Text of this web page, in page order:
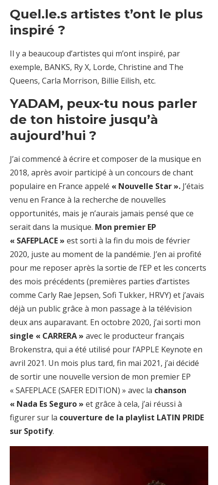
Quel.le.s artistes t’ont le plus
inspiré ?
Il y a beaucoup d’artistes qui m’ont inspiré, par
exemple, BANKS, Ry X, Lorde, Christine and The
Queens, Carla Morrison, Billie Eilish, etc.
YADAM, peux-tu nous parler
de ton histoire jusqu’à
aujourd’hui ?
J’ai commencé à écrire et composer de la musique en
2018, après avoir participé à un concours de chant
populaire en France appelé « Nouvelle Star ». J’étais
venu en France à la recherche de nouvelles
opportunités, mais je n’aurais jamais pensé que ce
serait dans la musique. Mon premier EP
« SAFEPLACE » est sorti à la fin du mois de février
2020, juste au moment de la pandémie. J’en ai profité
pour me reposer après la sortie de l’EP et les concerts
des mois précédents (premières parties d’artistes
comme Carly Rae Jepsen, Sofi Tukker, HRVY) et j’avais
déjà un public grâce à mon passage à la télévision
deux ans auparavant. En octobre 2020, j’ai sorti mon
single « CARRERA » avec le producteur français
Brokenstra, qui a été utilisé pour l’APPLE Keynote en
avril 2021. Un mois plus tard, fin mai 2021, j’ai décidé
de sortir une nouvelle version de mon premier EP
« SAFEPLACE (SAFER EDITION) » avec la chanson
« Nada Es Seguro » et grâce à cela, j’ai réussi à
figurer sur la couverture de la playlist LATIN PRIDE
sur Spotify.